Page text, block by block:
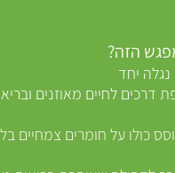
הזה?
יחד
דרכים לחיים מאוזנים
כולו על חומרים צמחיים